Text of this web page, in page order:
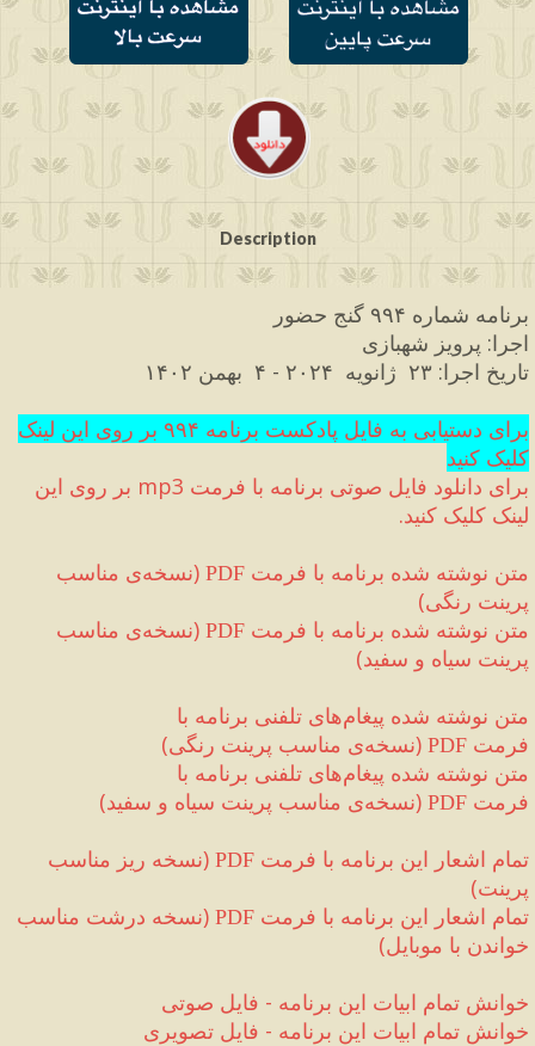
Description
برنامه شماره ۹۹۴ گنج حضور
اجرا: پرویز شهبازی
تاریخ اجرا: ۲۰۲۴ -
کلیک کنید
برای دانلود فایل صوتی برنامه با فرمت mp3
لینک کلیک کنید.
متن نوشته شده برنامه با فرمت PDF
(
پرینت رنگی)
متن نوشته شده برنامه با فرمت PDF
(
پرینت سیاه و سفید)
فرمت PDF
(نسخه‌ی مناسب پرینت رنگی
)
فرمت PDF
(نسخه‌ی مناسب پرینت سیاه و سفید
)
تمام اشعار این برنامه با فرمت PDF
(
پرینت)
تمام اشعار این برنامه با فرمت PDF
(
خواندن با موبایل)
خوانش تمام ابیات این برنامه - فایل صوتی
خوانش تمام ابیات این برنامه - فایل تصویری